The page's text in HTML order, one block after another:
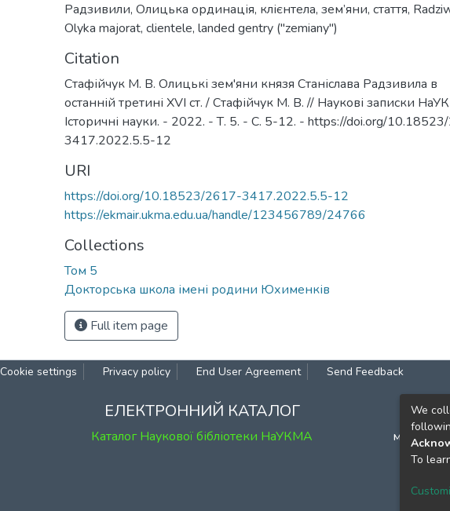
Радзивили, Олицька ординація, клієнтела, зем’яни, стаття,
Olyka majorat, clientele, landed gentry ("zemiany")
Citation
Стафійчук М. В. Олицькі зем'яни князя Станіслава Радзивила в
останній третині XVI ст. / Стафійчук М. В. // Наукові записки
Історичні науки. - 2022. - Т. 5. - С. 5-12. - https://doi.org/
3417.2022.5.5-12
URI
https://doi.org/10.18523/2617-3417.2022.5.5-12
https://ekmair.ukma.edu.ua/handle/123456789/24766
Collections
Том 5
Докторська школа імені родини Юхименків
Full item page
Cookie settings Privacy policy End User Agreement Send Feedback
ЕЛЕКТРОННИЙ КАТАЛОГ
Каталог Наукової бібліотеки НаУКМА
м. Київ,
We
To